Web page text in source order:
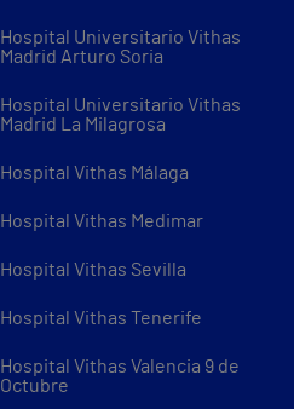
Hospital Universitario Vithas
Madrid Arturo Soria
Hospital Universitario Vithas
Madrid La Milagrosa
Hospital Vithas Málaga
Hospital Vithas Medimar
Hospital Vithas Sevilla
Hospital Vithas Tenerife
Hospital Vithas Valencia 9 de
Octubre